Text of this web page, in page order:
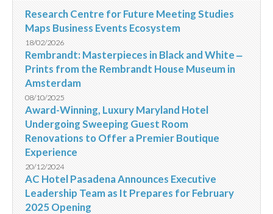
Research Centre for Future Meeting Studies
Maps Business Events Ecosystem
18/02/2026
Rembrandt: Masterpieces in Black and White ‒
Prints from the Rembrandt House Museum in
Amsterdam
08/10/2025
Award-Winning, Luxury Maryland Hotel
Undergoing Sweeping Guest Room
Renovations to Offer a Premier Boutique
Experience
20/12/2024
AC Hotel Pasadena Announces Executive
Leadership Team as It Prepares for February
2025 Opening